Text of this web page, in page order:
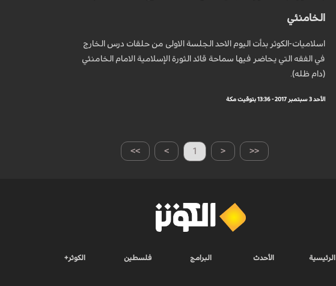
الخامنئي
اسلاميات-الكوثر بدأت اليوم الاحد الجلسة الاولى من حلقات درس الخارج
في الفقه التي يحاضر فيها سماحة قائد الثورة الإسلامية الامام الخامنئي
(دام ظله).
الأحد 3 سبتمبر 2017 - 13:36 بتوقيت مكة
>> > 1 < <<
الرئيسية الأحدث البرامج فلسطين الكوثر+